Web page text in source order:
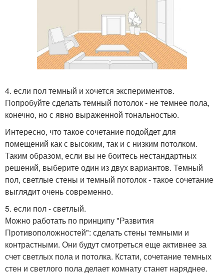
4. если пол темный и хочется экспериментов.
Попробуйте сделать темный потолок - не темнее пола,
конечно, но с явно выраженной тональностью.
Интересно, что такое сочетание подойдет для
помещений как с высоким, так и с низким потолком.
Таким образом, если вы не боитесь нестандартных
решений, выберите один из двух вариантов. Темный
пол, светлые стены и темный потолок - такое сочетание
выглядит очень современно.
5. если пол - светлый.
Можно работать по принципу "Развития
Противоположностей": сделать стены темными и
контрастными. Они будут смотреться еще активнее за
счет светлых пола и потолка. Кстати, сочетание темных
стен и светлого пола делает комнату станет наряднее.